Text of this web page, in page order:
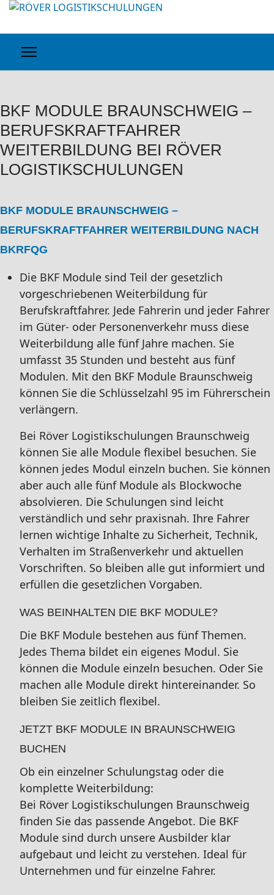
BKF MODULE BRAUNSCHWEIG –
BERUFSKRAFTFAHRER
WEITERBILDUNG BEI RÖVER
LOGISTIKSCHULUNGEN
BKF MODULE BRAUNSCHWEIG –
BERUFSKRAFTFAHRER WEITERBILDUNG NACH
BKRFQG
Die BKF Module sind Teil der gesetzlich
vorgeschriebenen Weiterbildung für
Berufskraftfahrer. Jede Fahrerin und jeder Fahrer
im Güter- oder Personenverkehr muss diese
Weiterbildung alle fünf Jahre machen. Sie
umfasst 35 Stunden und besteht aus fünf
Modulen. Mit den BKF Module Braunschweig
können Sie die Schlüsselzahl 95 im Führerschein
verlängern.
Bei Röver Logistikschulungen Braunschweig
können Sie alle Module flexibel besuchen. Sie
können jedes Modul einzeln buchen. Sie können
aber auch alle fünf Module als Blockwoche
absolvieren. Die Schulungen sind leicht
verständlich und sehr praxisnah. Ihre Fahrer
lernen wichtige Inhalte zu Sicherheit, Technik,
Verhalten im Straßenverkehr und aktuellen
Vorschriften. So bleiben alle gut informiert und
erfüllen die gesetzlichen Vorgaben.
WAS BEINHALTEN DIE BKF MODULE?
Die BKF Module bestehen aus fünf Themen.
Jedes Thema bildet ein eigenes Modul. Sie
können die Module einzeln besuchen. Oder Sie
machen alle Module direkt hintereinander. So
bleiben Sie zeitlich flexibel.
JETZT BKF MODULE IN BRAUNSCHWEIG
BUCHEN
Ob ein einzelner Schulungstag oder die
komplette Weiterbildung:
Bei Röver Logistikschulungen Braunschweig
finden Sie das passende Angebot. Die BKF
Module sind durch unsere Ausbilder klar
aufgebaut und leicht zu verstehen. Ideal für
Unternehmen und für einzelne Fahrer.